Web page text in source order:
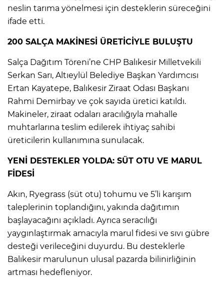
neslin tarıma yönelmesi için desteklerin süreceğini
ifade etti.
200 SALÇA MAKİNESİ ÜRETİCİYLE BULUŞTU
Salça Dağıtım Töreni’ne CHP Balıkesir Milletvekili
Serkan Sarı, Altıeylül Belediye Başkan Yardımcısı
Ertan Kayatepe, Balıkesir Ziraat Odası Başkanı
Rahmi Demirbay ve çok sayıda üretici katıldı.
Makineler, ziraat odaları aracılığıyla mahalle
muhtarlarına teslim edilerek ihtiyaç sahibi
üreticilerin kullanımına sunulacak.
YENİ DESTEKLER YOLDA: SÜT OTU VE MARUL
FİDESİ
Akın, Ryegrass (süt otu) tohumu ve 5’li karışım
taleplerinin toplandığını, yakında dağıtımın
başlayacağını açıkladı. Ayrıca seracılığı
yaygınlaştırmak amacıyla marul fidesi ve sıvı gübre
desteği verileceğini duyurdu. Bu desteklerle
Balıkesir marulunun ulusal pazarda bilinirliğinin
artması hedefleniyor.